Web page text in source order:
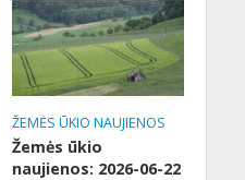
ŽEMĖS ŪKIO NAUJIENOS
Žemės ūkio
naujienos: 2026-06-22